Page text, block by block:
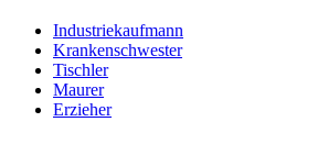
Industriekaufmann
Krankenschwester
Tischler
Maurer
Erzieher